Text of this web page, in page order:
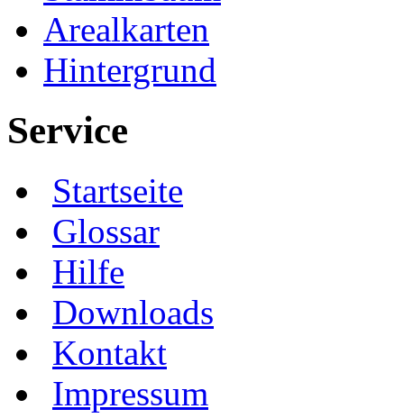
Arealkarten
Hintergrund
Service
Startseite
Glossar
Hilfe
Downloads
Kontakt
Impressum